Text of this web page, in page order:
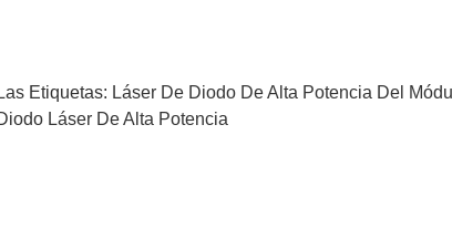
Las Etiquetas: Láser De Diodo De Alta Potencia Del
Láser De Alta Potencia